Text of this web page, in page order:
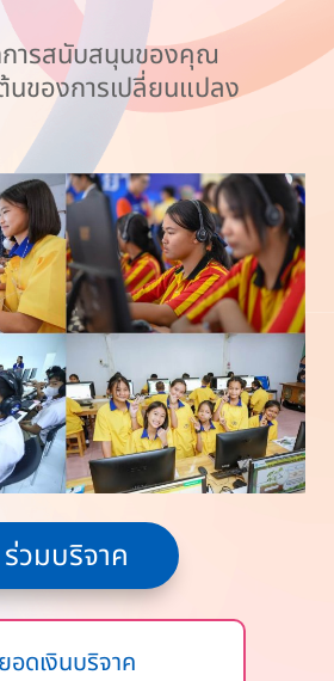
การสนับสนุนของคุณ
นของการเปลี่ยนแปลง
ร่วมบริจาค
ยอดเงินบริจาค